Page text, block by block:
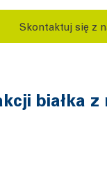
Skontaktuj się z
białka